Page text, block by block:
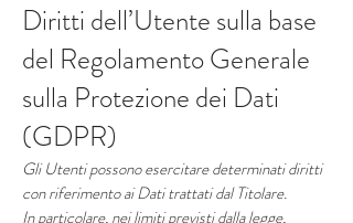
Diritti dell’Utente sulla base
del Regolamento Generale
sulla Protezione dei Dati
(GDPR)
Gli Utenti possono esercitare determinati diritti
con riferimento ai Dati trattati dal Titolare.
In particolare, nei limiti previsti dalla legge,